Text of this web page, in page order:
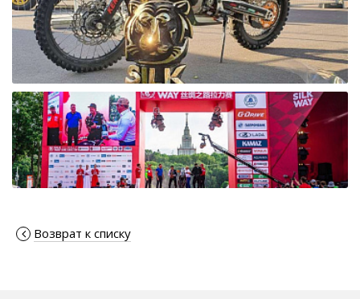
Возврат к списку